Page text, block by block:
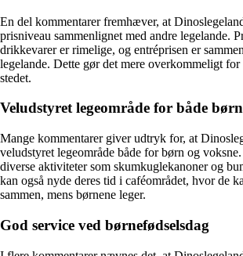
En del kommentarer fremhæver, at
prisniveau sammenlignet med andre legelande.
drikkevarer er rimelige, og entréprisen er
legelande. Dette gør det mere overkommeligt
stedet.
Veludstyret legeområde for både
Mange kommentarer giver udtryk for, at
veludstyret legeområde både for børn og
diverse aktiviteter som skumkuglekanoner og
kan også nyde deres tid i caféområdet, hvor de
sammen, mens børnene leger.
God service ved børnefødselsdag